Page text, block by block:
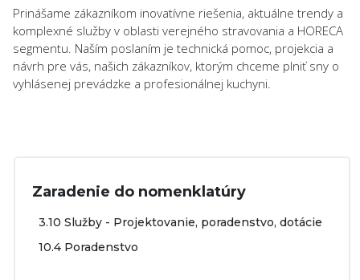
Prinášame zákazníkom inovatívne riešenia, aktuálne trendy a
komplexné služby v oblasti verejného stravovania a HORECA
segmentu. Naším poslaním je technická pomoc, projekcia a
návrh pre vás, našich zákazníkov, ktorým chceme plniť sny o
vyhlásenej prevádzke a profesionálnej kuchyni.
Zaradenie do nomenklatúry
3.10 Služby - Projektovanie, poradenstvo, dotácie
10.4 Poradenstvo